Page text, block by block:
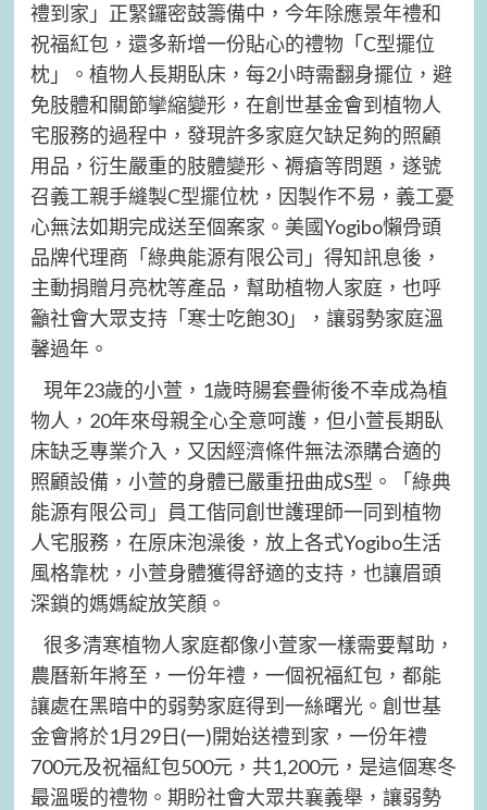
禮到家」正緊鑼密鼓籌備中，今年除應景年禮和
祝福紅包，還多新增一份貼心的禮物「C型擺位
枕」。植物人長期臥床，每2小時需翻身擺位，避
免肢體和關節攣縮變形，在創世基金會到植物人
宅服務的過程中，發現許多家庭欠缺足夠的照顧
用品，衍生嚴重的肢體變形、褥瘡等問題，遂號
召義工親手縫製C型擺位枕，因製作不易，義工憂
心無法如期完成送至個案家。美國Yogibo懶骨頭
品牌代理商「綠典能源有限公司」得知訊息後，
主動捐贈月亮枕等產品，幫助植物人家庭，也呼
籲社會大眾支持「寒士吃飽30」，讓弱勢家庭溫
馨過年。
現年23歲的小萱，1歲時腸套疊術後不幸成為植
物人，20年來母親全心全意呵護，但小萱長期臥
床缺乏專業介入，又因經濟條件無法添購合適的
照顧設備，小萱的身體已嚴重扭曲成S型。「綠典
能源有限公司」員工偕同創世護理師一同到植物
人宅服務，在原床泡澡後，放上各式Yogibo生活
風格靠枕，小萱身體獲得舒適的支持，也讓眉頭
深鎖的媽媽綻放笑顏。
很多清寒植物人家庭都像小萱家一樣需要幫助，
農曆新年將至，一份年禮，一個祝福紅包，都能
讓處在黑暗中的弱勢家庭得到一絲曙光。創世基
金會將於1月29日(一)開始送禮到家，一份年禮
700元及祝福紅包500元，共1,200元，是這個寒冬
最溫暖的禮物。期盼社會大眾共襄義舉，讓弱勢